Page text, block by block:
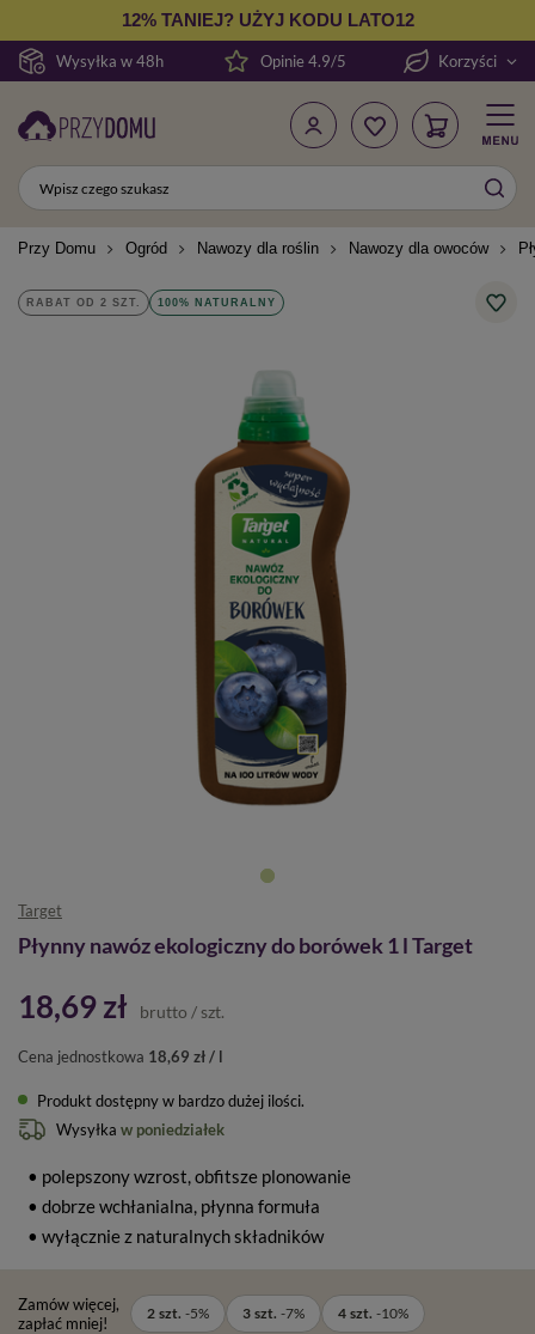
Wysyłka w 48h
12% TANIEJ? UŻYJ KODU LATO12
Opinie 4.9/5 Korzyści
Przy Domu Ogród Nawozy dla roślin Nawozy dla owoców
RABAT OD 2 SZT. 100% NATURALNY
Target
Płynny nawóz ekologiczny do borówek 1 l Target
18,69 zł brutto / szt.
Cena jednostkowa 18,69 zł / l
Produkt dostępny w bardzo dużej ilości
Wysyłka w poniedziałek
• polepszony wzrost, obfitsze plonowanie
• dobrze wchłanialna, płynna formuła
• wyłącznie z naturalnych składników
Zamów więcej,
zapłać mniej!
2 szt. -5% 3 szt. -7% 4 szt. -10%